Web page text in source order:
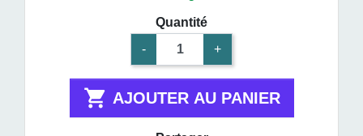
Quantité
-
+
 AJOUTER AU PANIER